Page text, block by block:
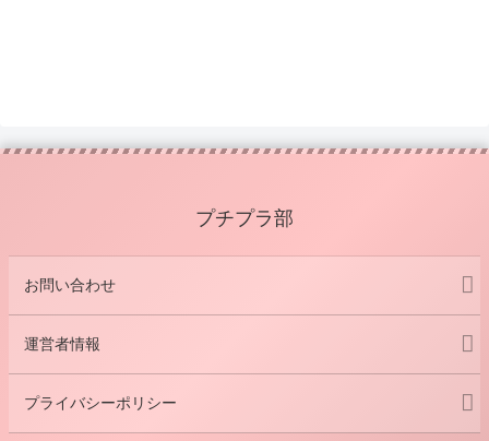
プチプラ部
お問い合わせ
運営者情報
プライバシーポリシー